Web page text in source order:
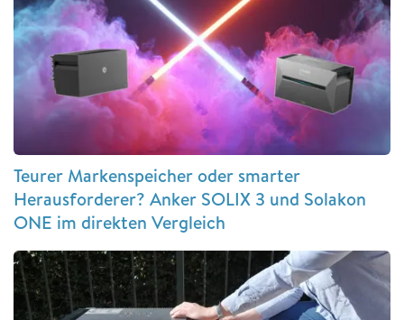
Teurer Markenspeicher oder smarter
Herausforderer? Anker SOLIX 3 und Solakon
ONE im direkten Vergleich